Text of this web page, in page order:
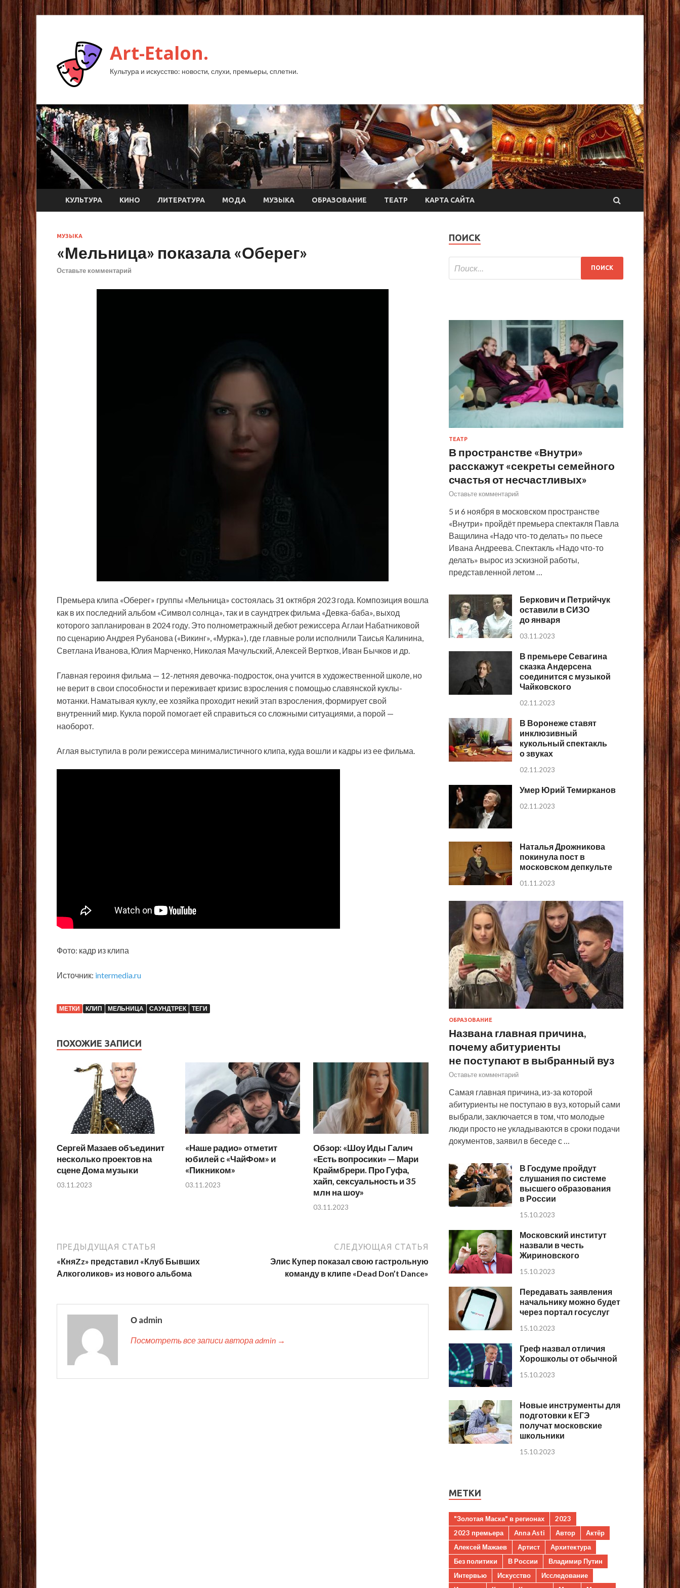
Art-Etalon.
Культура и искусство: новости, слухи, премьеры, сплетни.
КУЛЬТУРА КИНО ЛИТЕРАТУРА МОДА МУЗЫКА ОБРАЗОВАНИЕ ТЕАТР КАРТА САЙТА
МУЗЫКА
«Мельница» показала «Оберег»
Оставьте комментарий
Премьера клипа «Оберег» группы «Мельница» состоялась 31 октября 2023 года. Композиция вошла
как в их последний альбом «Символ солнца», так и в саундтрек фильма «Девка-баба», выход
которого запланирован в 2024 году. Это полнометражный дебют режиссера Аглаи Набатниковой
по сценарию Андрея Рубанова («Викинг», «Мурка»), где главные роли исполнили Таисья Калинина,
Светлана Иванова, Юлия Марченко, Николая Мачульский, Алексей Вертков, Иван Бычков и др.
Главная героиня фильма — 12-летняя девочка-подросток, она учится в художественной школе, но
не верит в свои способности и переживает кризис взросления с помощью славянской куклы-
мотанки. Наматывая куклу, ее хозяйка проходит некий этап взросления, формирует свой
внутренний мир. Кукла порой помогает ей справиться со сложными ситуациями, а порой —
наоборот.
Аглая выступила в роли режиссера минималистичного клипа, куда вошли и кадры из ее фильма.
Фото: кадр из клипа
Источник: intermedia.ru
МЕТКИ КЛИП МЕЛЬНИЦА САУНДТРЕК ТЕГИ
ПОХОЖИЕ ЗАПИСИ
Сергей Мазаев объединит
несколько проектов на
сцене Дома музыки
03.11.2023
«Наше радио» отметит
юбилей с «ЧайФом» и
«Пикником»
03.11.2023
Обзор: «Шоу Иды Галич
«Есть вопросики» — Мари
Краймбрери. Про Гуфа,
хайп, сексуальность и 35
млн на шоу»
03.11.2023
ПРЕДЫДУЩАЯ СТАТЬЯ
«КняZz» представил «Клуб Бывших
Алкоголиков» из нового альбома
СЛЕДУЮЩАЯ СТАТЬЯ
Элис Купер показал свою гастрольную
команду в клипе «Dead Don’t Dance»
О admin
Посмотреть все записи автора admin →
ПОИСК
ТЕАТР
В пространстве «Внутри»
расскажут «секреты семейного
счастья от несчастливых»
Оставьте комментарий
5 и 6 ноября в московском пространстве
«Внутри» пройдёт премьера спектакля Павла
Ващилина «Надо что-то делать» по пьесе
Ивана Андреева. Спектакль «Надо что-то
делать» вырос из эскизной работы,
представленной летом …
Беркович и Петрийчук
оставили в СИЗО
до января
03.11.2023
В премьере Севагина
сказка Андерсена
соединится с музыкой
Чайковского
02.11.2023
В Воронеже ставят
инклюзивный
кукольный спектакль
о звуках
02.11.2023
Умер Юрий Темирканов
02.11.2023
Наталья Дрожникова
покинула пост в
московском депкульте
01.11.2023
ОБРАЗОВАНИЕ
Названа главная причина,
почему абитуриенты
не поступают в выбранный вуз
Оставьте комментарий
Самая главная причина, из-за которой
абитуриенты не поступаю в вуз, который сами
выбрали, заключается в том, что молодые
люди просто не укладываются в сроки подачи
документов, заявил в беседе с …
В Госдуме пройдут
слушания по системе
высшего образования
в России
15.10.2023
Московский институт
назвали в честь
Жириновского
15.10.2023
Передавать заявления
начальнику можно будет
через портал госуслуг
15.10.2023
Греф назвал отличия
Хорошколы от обычной
15.10.2023
Новые инструменты для
подготовки к ЕГЭ
получат московские
школьники
15.10.2023
МЕТКИ
"Золотая Маска" в регионах
2023
2023 премьера
Anna Asti Автор
Актёр
Алексей Мажаев
Артист
Архитектура
Без политики
В России
Владимир Путин
Интервью
Искусство
Исследование